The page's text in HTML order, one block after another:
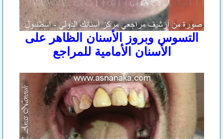
التسوس وبروز الأسنان الظاهر على
الأسنان الأمامية للمراجع